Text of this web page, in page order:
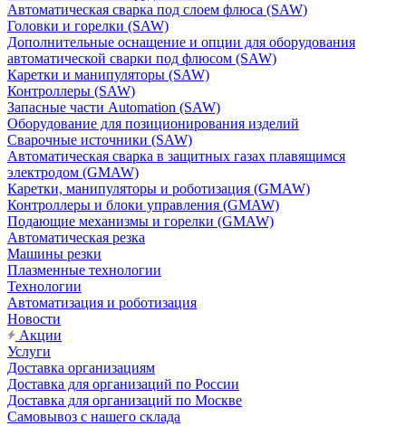
Автоматическая сварка под слоем флюса (SAW)
Головки и горелки (SAW)
Дополнительные оснащение и опции для оборудования
автоматической сварки под флюсом (SAW)
Каретки и манипуляторы (SAW)
Контроллеры (SAW)
Запасные части Automation (SAW)
Оборудование для позиционирования изделий
Сварочные источники (SAW)
Автоматическая сварка в защитных газах плавящимся
электродом (GMAW)
Каретки, манипуляторы и роботизация (GMAW)
Контроллеры и блоки управления (GMAW)
Подающие механизмы и горелки (GMAW)
Автоматическая резка
Машины резки
Плазменные технологии
Технологии
Автоматизация и роботизация
Новости
Акции
Услуги
Доставка организациям
Доставка для организаций по России
Доставка для организаций по Москве
Самовывоз с нашего склада